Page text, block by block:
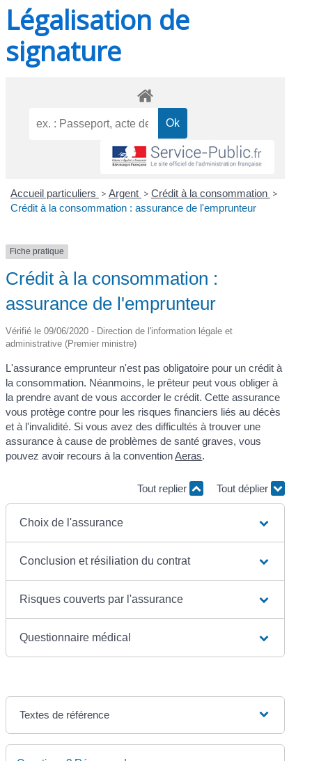
Légalisation de
signature
Accueil particuliers > Argent > Crédit à la consommation >
Crédit à la consommation : assurance de l'emprunteur
Fiche pratique
Crédit à la consommation :
assurance de l'emprunteur
Vérifié le 09/06/2020 - Direction de l'information légale et
administrative (Premier ministre)
L'assurance emprunteur n'est pas obligatoire pour un crédit à
la consommation. Néanmoins, le prêteur peut vous obliger à
la prendre avant de vous accorder le crédit. Cette assurance
vous protège contre pour les risques financiers liés au décès
et à l'invalidité. Si vous avez des difficultés à trouver une
assurance à cause de problèmes de santé graves, vous
pouvez avoir recours à la conventionAeras.
Tout replier Tout déplier
Choix de l'assurance
Conclusion et résiliation du contrat
Risques couverts par l'assurance
Questionnaire médical
Textes de référence